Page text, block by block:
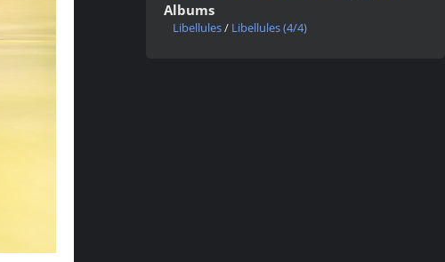
Albums
Libellules/ Libellules (4/4)